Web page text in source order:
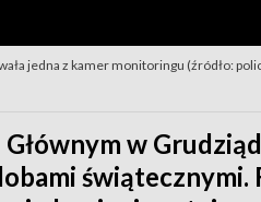
jedna z kamer monitoringu (źródło:
w
świątecznymi.